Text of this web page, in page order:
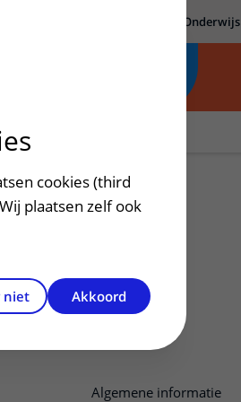
Onderwijs
Algemene informatie
cookies (third
plaatsen zelf ook
niet Akkoord